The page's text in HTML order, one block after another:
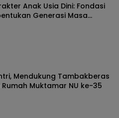
Anak Usia Dini: Fondasi
Generasi Masa
Mendukung Tambakberas
Muktamar NU ke-35